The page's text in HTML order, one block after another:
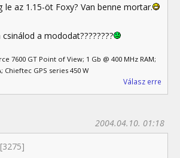
le az 1.15-öt Foxy? Van benne mortar.
a mododat????????
7600 GT Point of View; 1 Gb @ 400 MHz RAM;
Chieftec GPS series 450 W
Válasz erre
[3275]
2004.04.10. 01:18